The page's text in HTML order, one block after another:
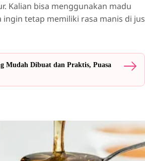
Kalian bisa menggunakan madu
tetap memiliki rasa manis di jus
Mudah Dibuat dan Praktis, Puasa